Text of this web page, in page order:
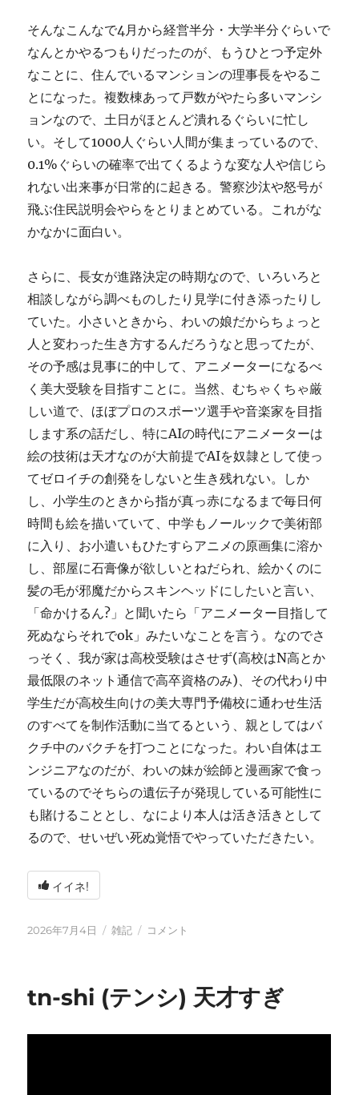
そんなこんなで4月から経営半分・大学半分ぐらいで
なんとかやるつもりだったのが、もうひとつ予定外
なことに、住んでいるマンションの理事長をやるこ
とになった。複数棟あって戸数がやたら多いマンシ
ョンなので、土日がほとんど潰れるぐらいに忙し
い。そして1000人ぐらい人間が集まっているので、
0.1%ぐらいの確率で出てくるような変な人や信じら
れない出来事が日常的に起きる。警察沙汰や怒号が
飛ぶ住民説明会やらをとりまとめている。これがな
かなかに面白い。
さらに、長女が進路決定の時期なので、いろいろと
相談しながら調べものしたり見学に付き添ったりし
ていた。小さいときから、わいの娘だからちょっと
人と変わった生き方するんだろうなと思ってたが、
その予感は見事に的中して、アニメーターになるべ
く美大受験を目指すことに。当然、むちゃくちゃ厳
しい道で、ほぼプロのスポーツ選手や音楽家を目指
します系の話だし、特にAIの時代にアニメーターは
絵の技術は天才なのが大前提でAIを奴隷として使っ
てゼロイチの創発をしないと生き残れない。しか
し、小学生のときから指が真っ赤になるまで毎日何
時間も絵を描いていて、中学もノールックで美術部
に入り、お小遣いもひたすらアニメの原画集に溶か
し、部屋に石膏像が欲しいとねだられ、絵かくのに
髪の毛が邪魔だからスキンヘッドにしたいと言い、
「命かけるん?」と聞いたら「アニメーター目指して
死ぬならそれでok」みたいなことを言う。なのでさ
っそく、我が家は高校受験はさせず(高校はN高とか
最低限のネット通信で高卒資格のみ)、その代わり中
学生だが高校生向けの美大専門予備校に通わせ生活
のすべてを制作活動に当てるという、親としてはバ
クチ中のバクチを打つことになった。わい自体はエ
ンジニアなのだが、わいの妹が絵師と漫画家で食っ
ているのでそちらの遺伝子が発現している可能性に
も賭けることとし、なにより本人は活き活きとして
るので、せいぜい死ぬ覚悟でやっていただきたい。
イイネ!
投
2026年7月4日
カ
ー
雑記
い
と
コメント
tn-shi (テンシ) 天才すぎ